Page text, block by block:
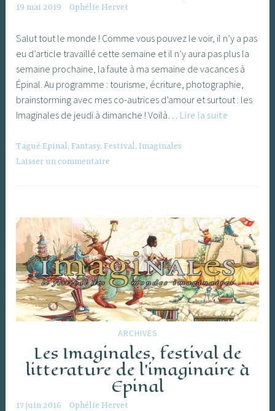
19 mai 2019 Ophélie Hervet
Salut tout le monde ! Comme vous pouvez le voir, il n’y a pas
eu d’article travaillé cette semaine et il n’y aura pas plus la
semaine prochaine, la faute à ma semaine de vacances à
Épinal. Au programme : tourisme, écriture, photographie,
brainstorming avec mes co-autrices d’amour et surtout : les
Imaginales de jeudi à dimanche ! Voilà… Lire la suite
TaguéEpinal,Fantasy,Festival,Imaginales
Laisser un commentaire
ARCHIVES
Les Imaginales, festival de
litterature de l’imaginaire à
Epinal
17 juin 2016 Ophélie Hervet